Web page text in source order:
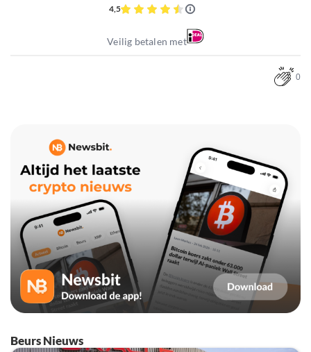
4,5
Veilig betalen met
0
Beurs Nieuws